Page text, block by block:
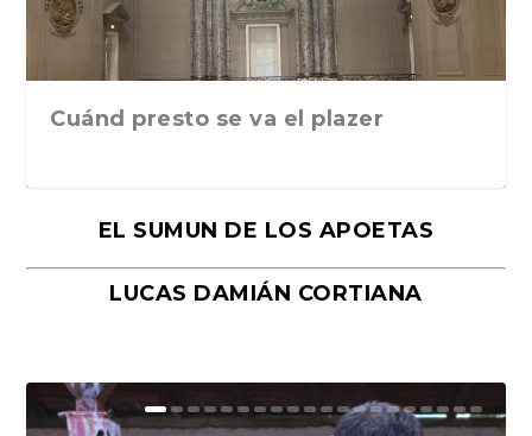
Cuánd presto se va el plazer
EL SUMUN DE LOS APOETAS
LUCAS DAMIÁN CORTIANA